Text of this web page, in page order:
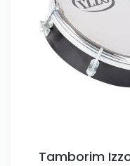
Tamborim
Only play at Joo casino
amount on your credits!